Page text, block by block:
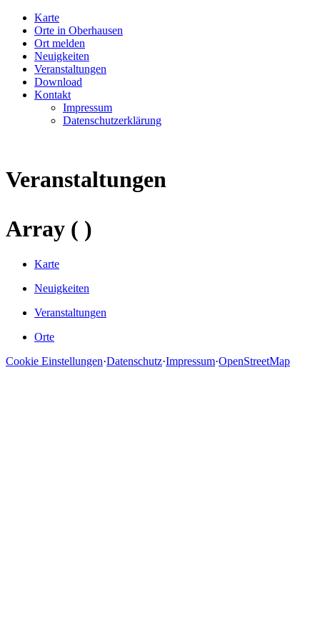
Karte
Orte in Oberhausen
Ort melden
Neuigkeiten
Veranstaltungen
Download
Kontakt
Impressum
Datenschutzerklärung
Veranstaltungen
Array ( )
Karte
Neuigkeiten
Veranstaltungen
Orte
Cookie Einstellungen·Datenschutz·Impressum·OpenStreetMap